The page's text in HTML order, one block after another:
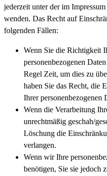
jederzeit unter der im
wenden. Das Recht auf
folgenden Fällen:
Wenn Sie die Richtigkeit
personenbezogenen
Regel Zeit, um dies zu
haben Sie das Recht, die
Ihrer personenbezogenen
Wenn die Verarbeitung
unrechtmäßig geschah/
Löschung die
verlangen.
Wenn wir Ihre
benötigen, Sie sie jedoch